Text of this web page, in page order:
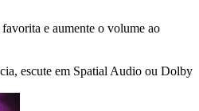
e aumente o volume ao
escute em Spatial Audio ou Dolby